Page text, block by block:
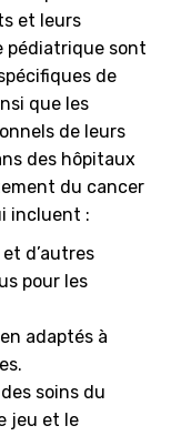
et leurs
pédiatrique sont
de
que les
de leurs
des hôpitaux
du cancer
incluent :
d’autres
pour les
adaptés à
soins du
jeu et le